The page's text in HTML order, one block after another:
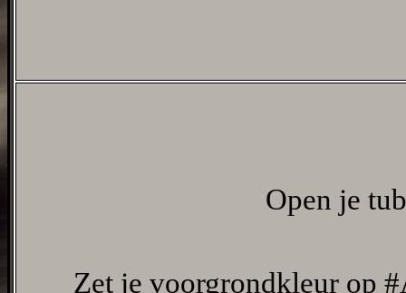
Open je
Zet je voorgrondkleur op